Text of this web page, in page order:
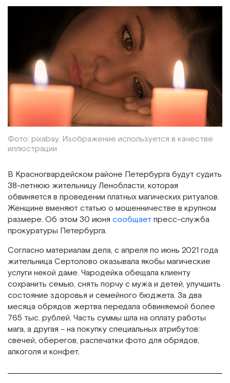
Фото: pixabay. Изображение используется в качестве
иллюстрации
В Красногвардейском районе Петербурга будут судить
38-летнюю жительницу Ленобласти, которая
обвиняется в проведении платных магических ритуалов.
Женщине вменяют статью о мошенничестве в крупном
размере. Об этом 30 июня сообщает пресс-служба
прокуратуры Петербурга.
Согласно материалам дела, с апреля по июнь 2021 года
жительница Сертолово оказывала якобы магические
услуги некой даме. Чародейка обещала клиенту
сохранить семью, снять порчу с мужа и детей, улучшить
состояние здоровья и семейного бюджета. За два
месяца обрядов жертва передала обвиняемой более
765 тыс. рублей. Часть суммы шла на оплату работы
мага, а другая – на покупку специальных атрибутов:
свечей, оберегов, распечатки фото для обрядов,
алкоголя и конфет.